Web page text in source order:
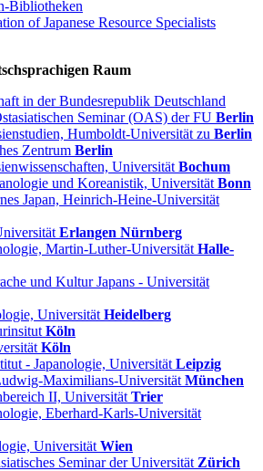
Bibliotheken
of Japanese Resource Specialists
Raum
in der Bundesrepublik Deutschland
Seminar (OAS) der FU Berlin
Humboldt-Universität zu Berlin
Zentrum Berlin
Universität Bochum
und Koreanistik, Universität Bonn
Japan, Heinrich-Heine-Universität
Erlangen Nürnberg
Martin-Luther-Universität Halle-
und Kultur Japans - Universität
Universität Heidelberg
Köln
Köln
- Japanologie, Universität Leipzig
Maximilians-Universität München
II, Universität Trier
Eberhard-Karls-Universität
Universität Wien
Seminar der Universität Zürich